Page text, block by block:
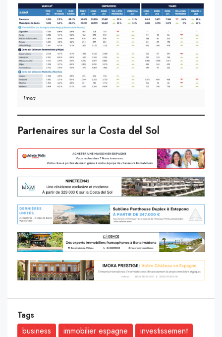
Tinsa
Partenaires sur la Costa del Sol
Tags
business
immobilier espagne investissement